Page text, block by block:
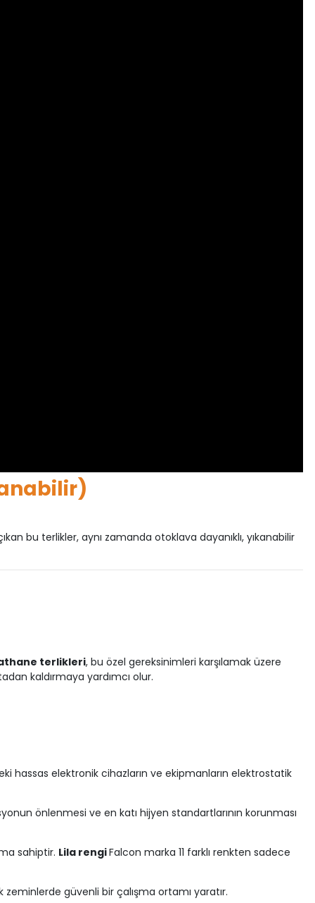
bu terlikler, aynı zamanda otoklava dayanıklı, yıkanabilir
terlikleri, bu özel gereksinimleri karşılamak üzere
kaldırmaya yardımcı olur.
hassas elektronik cihazların ve ekipmanların elektrostatik
önlenmesi ve en katı hijyen standartlarının korunması
sahiptir. Lila rengiFalcon marka 11 farklı renkten sadece
güvenli bir çalışma ortamı yaratır.